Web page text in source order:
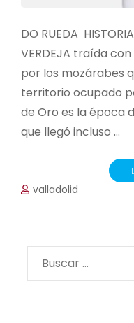
DO RUEDA
VERDEJA traída
por los mozárabes
territorio ocupado
de Oro es la época
que llegó incluso …
valladolid
Buscar: